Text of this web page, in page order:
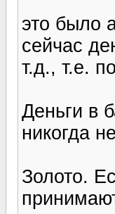
это было
сейчас
т.д., т.е.
Деньги в
никогда
Золото.